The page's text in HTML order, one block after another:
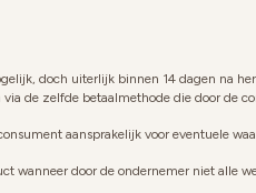
doch uiterlijk binnen 14 dagen na
de zelfde betaalmethode die door
aansprakelijk voor eventuele
wanneer door de ondernemer niet